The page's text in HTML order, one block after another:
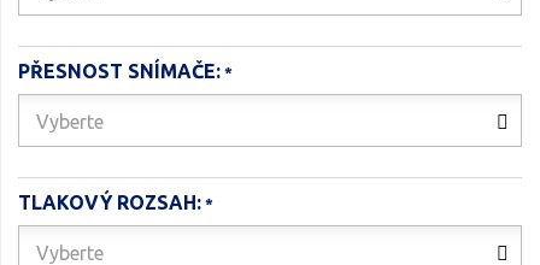
PŘESNOST SNÍMAČE:
Vyberte
TLAKOVÝ ROZSAH:
Vyberte